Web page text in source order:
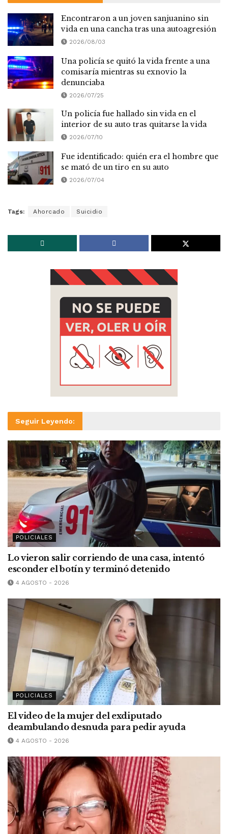
Encontraron a un joven sanjuanino sin
vida en una cancha tras una autoagresión
2026/08/03
Una policía se quitó la vida frente a una
comisaría mientras su exnovio la
denunciaba
2026/07/25
Un policía fue hallado sin vida en el
interior de su auto tras quitarse la vida
2026/07/10
Fue identificado: quién era el hombre que
se mató de un tiro en su auto
2026/07/04
Tags: Ahorcado Suicidio
Seguir Leyendo:
POLICIALES
Lo vieron salir corriendo de una casa, intentó
esconder el botín y terminó detenido
4 AGOSTO - 2026
POLICIALES
El video de la mujer del exdiputado
deambulando desnuda para pedir ayuda
4 AGOSTO - 2026